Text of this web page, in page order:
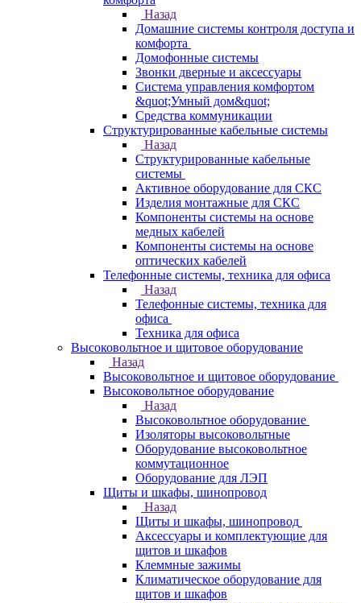
Назад
Домашние системы контроля доступа и
комфорта
Домофонные системы
Звонки дверные и аксессуары
Система управления комфортом
&quot;Умный дом&quot;
Средства коммуникации
Структурированные кабельные системы
Назад
Структурированные кабельные
системы
Активное оборудование для СКС
Изделия монтажные для СКС
Компоненты системы на основе
медных кабелей
Компоненты системы на основе
оптических кабелей
Телефонные системы, техника для офиса
Назад
Телефонные системы, техника для
офиса
Техника для офиса
Высоковольтное и щитовое оборудование
Назад
Высоковольтное и щитовое оборудование
Высоковольтное оборудование
Назад
Высоковольтное оборудование
Изоляторы высоковольтные
Оборудование высоковольтное
коммутационное
Оборудование для ЛЭП
Щиты и шкафы, шинопровод
Назад
Щиты и шкафы, шинопровод
Аксессуары и комплектующие для
щитов и шкафов
Клеммные зажимы
Климатическое оборудование для
щитов и шкафов